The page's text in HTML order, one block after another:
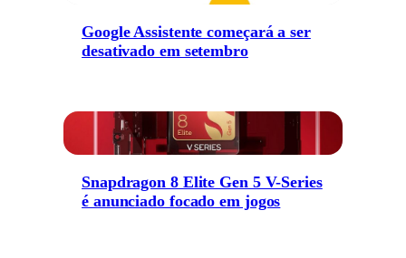
Google Assistente começará a ser
desativado em setembro
Snapdragon 8 Elite Gen 5 V-Series
é anunciado focado em jogos